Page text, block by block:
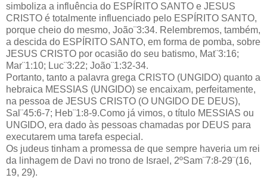
simboliza a influência do ESPÍRITO SANTO e JESUS
CRISTO é totalmente influenciado pelo ESPÍRITO SANTO,
porque cheio do mesmo, João¨3:34. Relembremos, também,
a descida do ESPÍRITO SANTO, em forma de pomba, sobre
JESUS CRISTO por ocasião do seu batismo, Mat¨3:16;
Mar¨1:10; Luc¨3:22; João¨1:32-34.
Portanto, tanto a palavra grega CRISTO (UNGIDO) quanto a
hebraica MESSIAS (UNGIDO) se encaixam, perfeitamente,
na pessoa de JESUS CRISTO (O UNGIDO DE DEUS),
Sal¨45:6-7; Heb¨1:8-9.Como já vimos, o título MESSIAS ou
UNGIDO, era dado às pessoas chamadas por DEUS para
executarem uma tarefa especial.
Os judeus tinham a promessa de que sempre haveria um rei
da linhagem de Davi no trono de Israel, 2ºSam¨7:8-29¨(16,
19, 29).